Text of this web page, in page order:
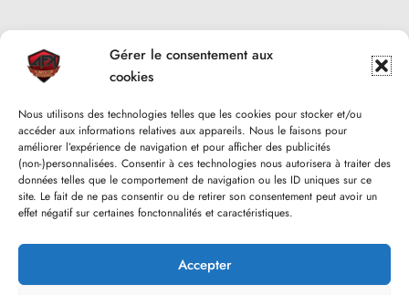
Gérer le consentement aux
cookies
Nous utilisons des technologies telles que les cookies pour stocker et/ou
accéder aux informations relatives aux appareils. Nous le faisons pour
améliorer l’expérience de navigation et pour afficher des publicités
(non-)personnalisées. Consentir à ces technologies nous autorisera à traiter des
données telles que le comportement de navigation ou les ID uniques sur ce
site. Le fait de ne pas consentir ou de retirer son consentement peut avoir un
effet négatif sur certaines fonctonnalités et caractéristiques.
Accepter